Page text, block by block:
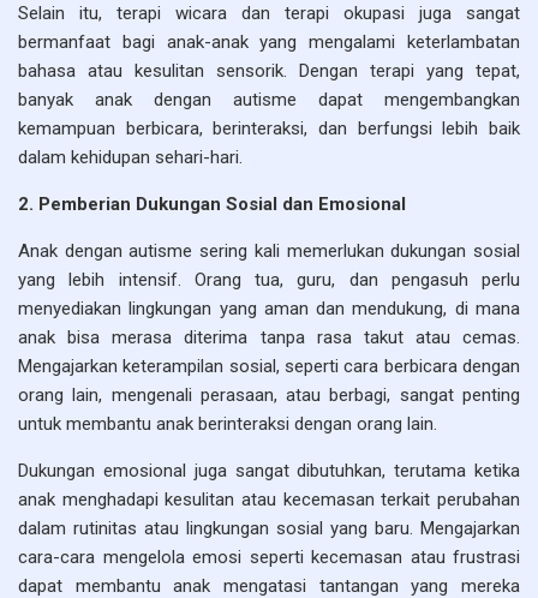
Selain itu, terapi wicara dan terapi okupasi juga sangat
bermanfaat bagi anak-anak yang mengalami keterlambatan
bahasa atau kesulitan sensorik. Dengan terapi yang tepat,
banyak anak dengan autisme dapat mengembangkan
kemampuan berbicara, berinteraksi, dan berfungsi lebih baik
dalam kehidupan sehari-hari.
2. Pemberian Dukungan Sosial dan Emosional
Anak dengan autisme sering kali memerlukan dukungan sosial
yang lebih intensif. Orang tua, guru, dan pengasuh perlu
menyediakan lingkungan yang aman dan mendukung, di mana
anak bisa merasa diterima tanpa rasa takut atau cemas.
Mengajarkan keterampilan sosial, seperti cara berbicara dengan
orang lain, mengenali perasaan, atau berbagi, sangat penting
untuk membantu anak berinteraksi dengan orang lain.
Dukungan emosional juga sangat dibutuhkan, terutama ketika
anak menghadapi kesulitan atau kecemasan terkait perubahan
dalam rutinitas atau lingkungan sosial yang baru. Mengajarkan
cara-cara mengelola emosi seperti kecemasan atau frustrasi
dapat membantu anak mengatasi tantangan yang mereka